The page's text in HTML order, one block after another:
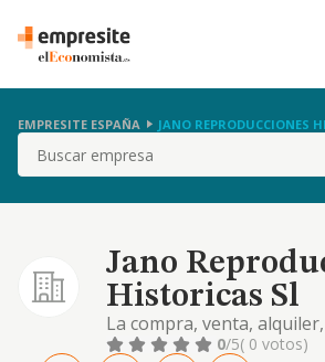
EMPRESITE ESPAÑA JANO REPRODUCCIONES
Buscar
Jano
Historicas Sl
La compra, venta,
representacion,
0/5( 0 votos)